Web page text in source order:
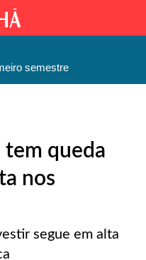
semestre
tem queda
nos
segue em alta